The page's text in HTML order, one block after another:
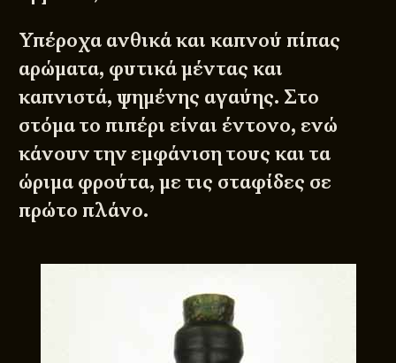
Υπέροχα ανθικά και καπνού πίπας
αρώματα, φυτικά μέντας και
καπνιστά, ψημένης αγαύης. Στο
στόμα το πιπέρι είναι έντονο, ενώ
κάνουν την εμφάνιση τους και τα
ώριμα φρούτα, με τις σταφίδες σε
πρώτο πλάνο.